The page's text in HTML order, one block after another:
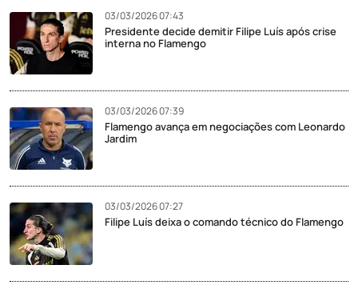
03/03/2026 07:43
Presidente decide demitir Filipe Luís após crise
interna no Flamengo
03/03/2026 07:39
Flamengo avança em negociações com Leonardo
Jardim
03/03/2026 07:27
Filipe Luís deixa o comando técnico do Flamengo